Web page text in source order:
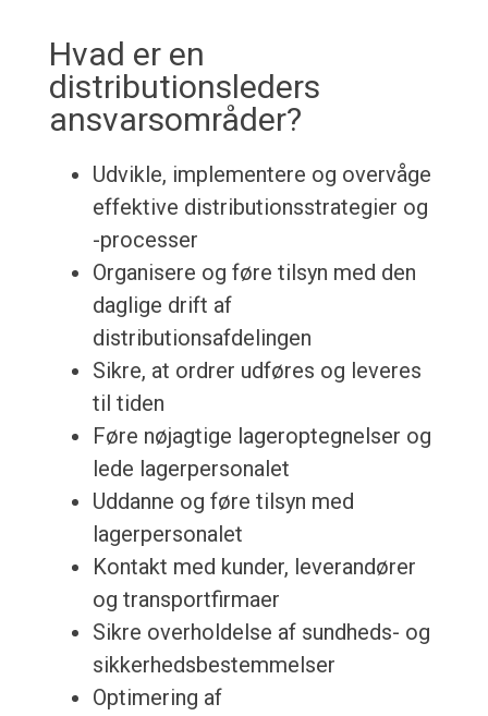
Hvad er en
distributionsleders
ansvarsområder?
Udvikle, implementere og overvåge
effektive distributionsstrategier og
-processer
Organisere og føre tilsyn med den
daglige drift af
distributionsafdelingen
Sikre, at ordrer udføres og leveres
til tiden
Føre nøjagtige lageroptegnelser og
lede lagerpersonalet
Uddanne og føre tilsyn med
lagerpersonalet
Kontakt med kunder, leverandører
og transportfirmaer
Sikre overholdelse af sundheds- og
sikkerhedsbestemmelser
Optimering af